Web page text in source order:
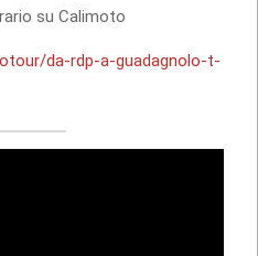
su Calimoto
da-rdp-a-guadagnolo-t-